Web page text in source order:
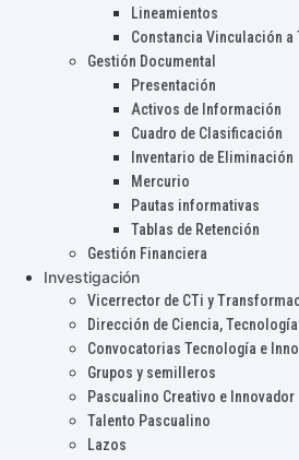
Lineamientos
Constancia Vinculación a
Gestión Documental
Presentación
Activos de Información
Cuadro de Clasificación
Inventario de Eliminación
Mercurio
Pautas informativas
Tablas de Retención
Gestión Financiera
Investigación
Vicerrector de CTi y
Dirección de Ciencia,
Convocatorias Tecnología e
Grupos y semilleros
Pascualino Creativo e Innovador
Talento Pascualino
Lazos